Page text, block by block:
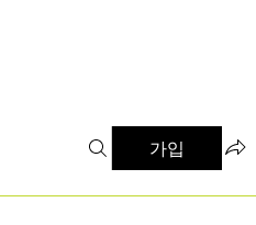
가입